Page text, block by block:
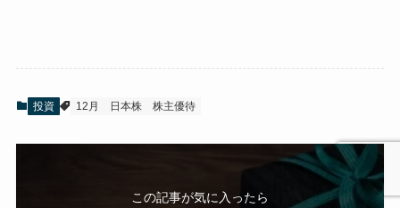
投資 12月 日本株 株主優待
この記事が気に入ったら